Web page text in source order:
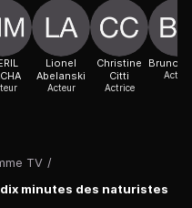
TV /
minutes des naturistes
Lionel
Abelanski
Acteur
Christine
Citti
Actrice
Bruno
Acteur